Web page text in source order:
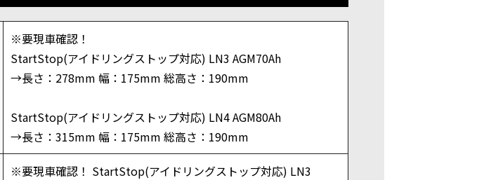
※要現車確認！
StartStop(アイドリングストップ対応) LN3 AGM70Ah
→長さ：278mm 幅：175mm 総高さ：190mm
StartStop(アイドリングストップ対応) LN4 AGM80Ah
→長さ：315mm 幅：175mm 総高さ：190mm
※要現車確認！ StartStop(アイドリングストップ対応) LN3